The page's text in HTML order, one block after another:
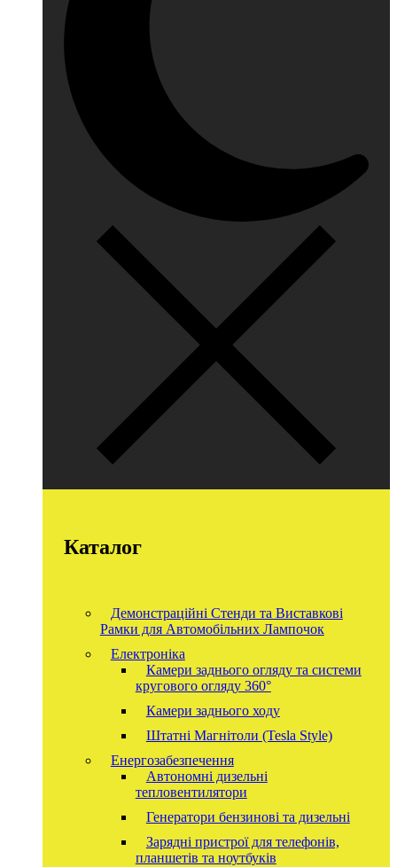
Каталог
Демонстраційні Стенди та Виставкові
Рамки для Автомобільних Лампочок
Електроніка
Камери заднього огляду та системи
кругового огляду 360°
Камери заднього ходу
Штатні Магнітоли (Tesla Style)
Енергозабезпечення
Автономні дизельні
тепловентилятори
Генератори бензинові та дизельні
Зарядні пристрої для телефонів,
планшетів та ноутбуків